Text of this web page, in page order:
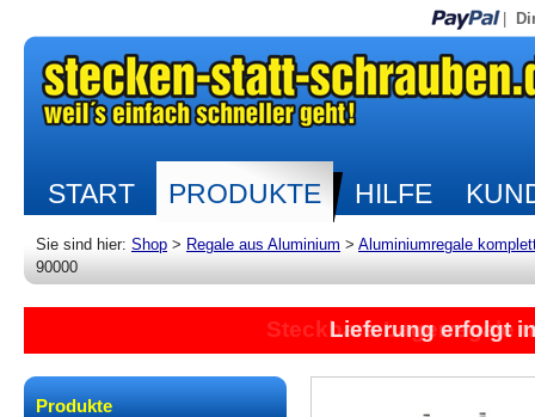
START PRODUKTE HILFE
Sie sind hier: Shop > Regale aus Aluminium > Aluminiumregale
90000
Steckbare Lagerregale
Lieferung erfolgt
Produkte